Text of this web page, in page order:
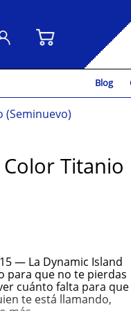
Blog
(Seminuevo)
Titanio
15 — La Dynamic Island
para que no te pierdas
cuánto falta para que
te está llamando,